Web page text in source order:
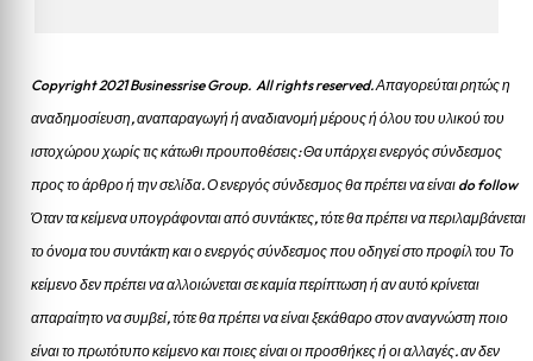
Copyright 2021 Businessrise Group. All rights reserved. Απαγορεύται ρητώς η
αναδημοσίευση, αναπαραγωγή ή αναδιανομή μέρους ή όλου του υλικού του
ιστοχώρου χωρίς τις κάτωθι προυποθέσεις: Θα υπάρχει ενεργός σύνδεσμος
προς το άρθρο ή την σελίδα.Ο ενεργός σύνδεσμος θα πρέπει να είναι do follow
Όταν τα κείμενα υπογράφονται από συντάκτες, τότε θα πρέπει να περιλαμβάνεται
το όνομα του συντάκτη και ο ενεργός σύνδεσμος που οδηγεί στο προφίλ του Το
κείμενο δεν πρέπει να αλλοιώνεται σε καμία περίπτωση ή αν αυτό κρίνεται
απαραίτητο να συμβεί, τότε θα πρέπει να είναι ξεκάθαρο στον αναγνώστη ποιο
είναι το πρωτότυπο κείμενο και ποιες είναι οι προσθήκες ή οι αλλαγές. αν δεν